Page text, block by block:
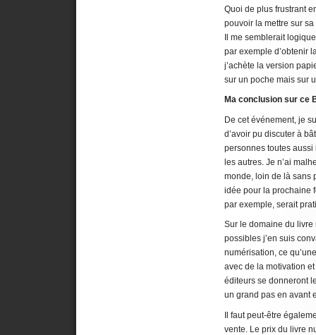
Quoi de plus frustrant
pouvoir la mettre sur
Il me semblerait
par exemple d’obtenir
j’achète la version
sur un poche mais sur
Ma conclusion sur ce
De cet événement, je
d’avoir pu discuter à
personnes toutes
les autres. Je n’ai
monde, loin de là sans
idée pour la prochaine
par exemple, serait
Sur le domaine du
possibles j’en suis
numérisation, ce
avec de la motivation
éditeurs se donneront
un grand pas en avant
Il faut peut-être
vente. Le prix du livre